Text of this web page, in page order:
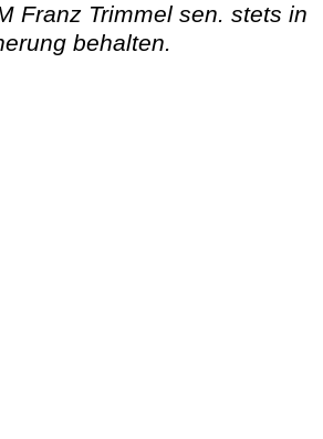
Franz Trimmel sen. stets in
behalten.